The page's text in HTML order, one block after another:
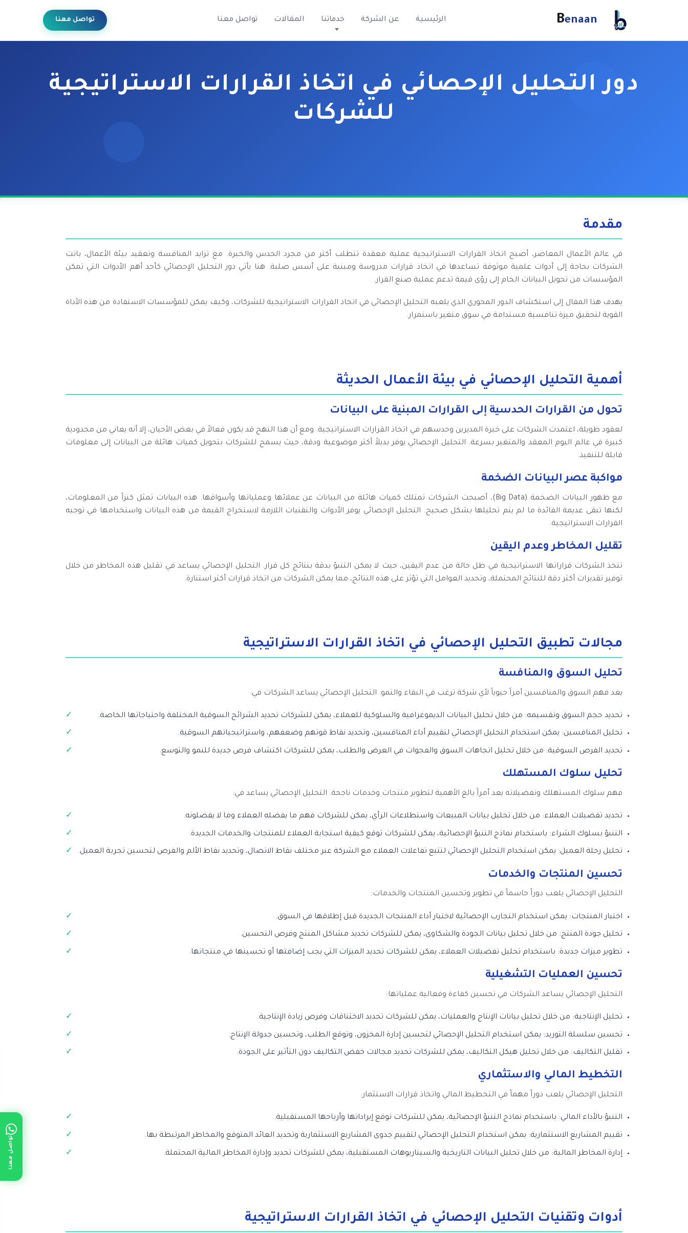
Benaan الرئيسية عن الشركة خدماتنا المقالات تواصل معنا تواصل معنا
تواصل معنا
دور التحليل الإحصائي في اتخاذ القرارات الاستراتيجية
للشركات
مقدمة
في عالم الأعمال المعاصر، أصبح اتخاذ القرارات الاستراتيجية عملية معقدة تتطلب أكثر من مجرد الحدس والخبرة. مع تزايد المنافسة وتعقيد بيئة الأعمال، باتت
الشركات بحاجة إلى أدوات علمية موثوقة تساعدها في اتخاذ قرارات مدروسة ومبنية على أسس صلبة. هنا يأتي دور التحليل الإحصائي كأحد أهم الأدوات التي تمكن
المؤسسات من تحويل البيانات الخام إلى رؤى قيمة تدعم عملية صنع القرار.
يهدف هذا المقال إلى استكشاف الدور المحوري الذي يلعبه التحليل الإحصائي في اتخاذ القرارات الاستراتيجية للشركات، وكيف يمكن للمؤسسات الاستفادة من هذه الأداة
القوية لتحقيق ميزة تنافسية مستدامة في سوق متغير باستمرار.
أهمية التحليل الإحصائي في بيئة الأعمال الحديثة
تحول من القرارات الحدسية إلى القرارات المبنية على البيانات
لعقود طويلة، اعتمدت الشركات على خبرة المديرين وحدسهم في اتخاذ القرارات الاستراتيجية. ومع أن هذا النهج قد يكون فعالاً في بعض الأحيان، إلا أنه يعاني من محدودية
كبيرة في عالم اليوم المعقد والمتغير بسرعة. التحليل الإحصائي يوفر بديلاً أكثر موضوعية ودقة، حيث يسمح للشركات بتحويل كميات هائلة من البيانات إلى معلومات
قابلة للتنفيذ.
مواكبة عصر البيانات الضخمة
مع ظهور البيانات الضخمة (Big Data)، أصبحت الشركات تمتلك كميات هائلة من البيانات عن عملائها وعملياتها وأسواقها. هذه البيانات تمثل كنزاً من المعلومات،
لكنها تبقى عديمة الفائدة ما لم يتم تحليلها بشكل صحيح. التحليل الإحصائي يوفر الأدوات والتقنيات اللازمة لاستخراج القيمة من هذه البيانات واستخدامها في توجيه
القرارات الاستراتيجية.
تقليل المخاطر وعدم اليقين
تتخذ الشركات قراراتها الاستراتيجية في ظل حالة من عدم اليقين، حيث لا يمكن التنبؤ بدقة بنتائج كل قرار. التحليل الإحصائي يساعد في تقليل هذه المخاطر من خلال
توفير تقديرات أكثر دقة للنتائج المحتملة، وتحديد العوامل التي تؤثر على هذه النتائج، مما يمكن الشركات من اتخاذ قرارات أكثر استنارة.
مجالات تطبيق التحليل الإحصائي في اتخاذ القرارات الاستراتيجية
تحليل السوق والمنافسة
يعد فهم السوق والمنافسين أمراً حيوياً لأي شركة ترغب في البقاء والنمو. التحليل الإحصائي يساعد الشركات في:
تحديد حجم السوق وتقسيمه: من خلال تحليل البيانات الديموغرافية والسلوكية للعملاء، يمكن للشركات تحديد الشرائح السوقية المختلفة واحتياجاتها الخاصة.
تحليل المنافسين: يمكن استخدام التحليل الإحصائي لتقييم أداء المنافسين، وتحديد نقاط قوتهم وضعفهم، واستراتيجياتهم السوقية.
تحديد الفرص السوقية: من خلال تحليل اتجاهات السوق والفجوات في العرض والطلب، يمكن للشركات اكتشاف فرص جديدة للنمو والتوسع.
تحليل سلوك المستهلك
فهم سلوك المستهلك وتفضيلاته يعد أمراً بالغ الأهمية لتطوير منتجات وخدمات ناجحة. التحليل الإحصائي يساعد في:
تحديد تفضيلات العملاء: من خلال تحليل بيانات المبيعات واستطلاعات الرأي، يمكن للشركات فهم ما يفضله العملاء وما لا يفضلونه.
التنبؤ بسلوك الشراء: باستخدام نماذج التنبؤ الإحصائية، يمكن للشركات توقع كيفية استجابة العملاء للمنتجات والخدمات الجديدة.
تحليل رحلة العميل: يمكن استخدام التحليل الإحصائي لتتبع تفاعلات العملاء مع الشركة عبر مختلف نقاط الاتصال، وتحديد نقاط الألم والفرص لتحسين تجربة العميل.
تحسين المنتجات والخدمات
التحليل الإحصائي يلعب دوراً حاسماً في تطوير وتحسين المنتجات والخدمات:
اختبار المنتجات: يمكن استخدام التجارب الإحصائية لاختبار أداء المنتجات الجديدة قبل إطلاقها في السوق.
تحليل جودة المنتج: من خلال تحليل بيانات الجودة والشكاوى، يمكن للشركات تحديد مشاكل المنتج وفرص التحسين.
تطوير ميزات جديدة: باستخدام تحليل تفضيلات العملاء، يمكن للشركات تحديد الميزات التي يجب إضافتها أو تحسينها في منتجاتها.
تحسين العمليات التشغيلية
التحليل الإحصائي يساعد الشركات في تحسين كفاءة وفعالية عملياتها:
تحليل الإنتاجية: من خلال تحليل بيانات الإنتاج والعمليات، يمكن للشركات تحديد الاختناقات وفرص زيادة الإنتاجية.
تحسين سلسلة التوريد: يمكن استخدام التحليل الإحصائي لتحسين إدارة المخزون، وتوقع الطلب، وتحسين جدولة الإنتاج.
تقليل التكاليف: من خلال تحليل هيكل التكاليف، يمكن للشركات تحديد مجالات خفض التكاليف دون التأثير على الجودة.
التخطيط المالي والاستثماري
التحليل الإحصائي يلعب دوراً مهماً في التخطيط المالي واتخاذ قرارات الاستثمار:
التنبؤ بالأداء المالي: باستخدام نماذج التنبؤ الإحصائية، يمكن للشركات توقع إيراداتها وأرباحها المستقبلية.
تقييم المشاريع الاستثمارية: يمكن استخدام التحليل الإحصائي لتقييم جدوى المشاريع الاستثمارية وتحديد العائد المتوقع والمخاطر المرتبطة بها.
إدارة المخاطر المالية: من خلال تحليل البيانات التاريخية والسيناريوهات المستقبلية، يمكن للشركات تحديد وإدارة المخاطر المالية المحتملة.
أدوات وتقنيات التحليل الإحصائي في اتخاذ القرارات الاستراتيجية